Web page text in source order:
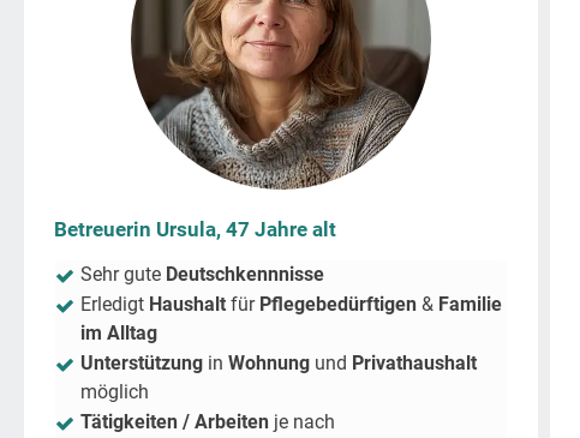
Betreuerin Ursula, 47 Jahre alt
Sehr gute Deutschkennnisse
Erledigt Haushalt für Pflegebedürftigen & Familie
im Alltag
Unterstützung in Wohnung und Privathaushalt
möglich
Tätigkeiten / Arbeiten je nach